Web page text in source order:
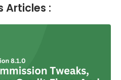
Articles :